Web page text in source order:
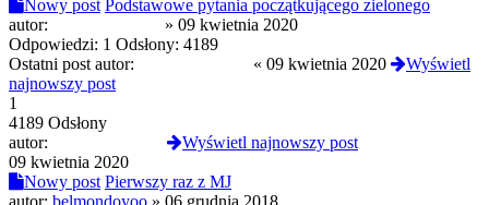
Nowy post Podstawowe pytania początkującego zielonego
autor:
» 09 kwietnia 2020
Odpowiedzi: 1 Odsłony: 4189
Ostatni post autor:
« 09 kwietnia 2020
Wyświetl
najnowszy post
1
4189 Odsłony
autor:
Wyświetl najnowszy post
09 kwietnia 2020
Nowy post Pierwszy raz z MJ
autor: belmondoyoo » 06 grudnia 2018